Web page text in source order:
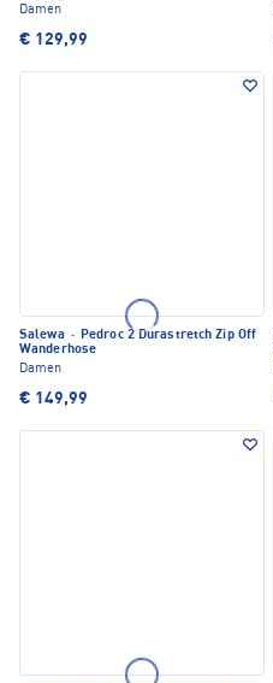
Damen
€ 129,99
Salewa · Pedroc 2 Durastretch Zip Off
Wanderhose
Damen
€ 149,99